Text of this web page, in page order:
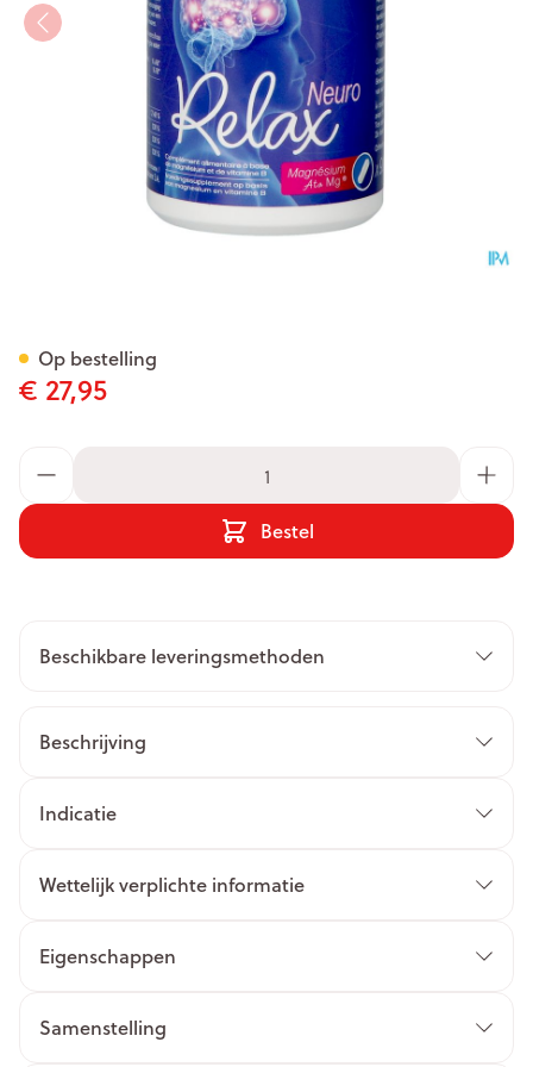
€ 27,95
Bestel
Op bestelling
Beschikbare leveringsmethoden
Beschrijving
Indicatie
Wettelijk verplichte informatie
Eigenschappen
Samenstelling